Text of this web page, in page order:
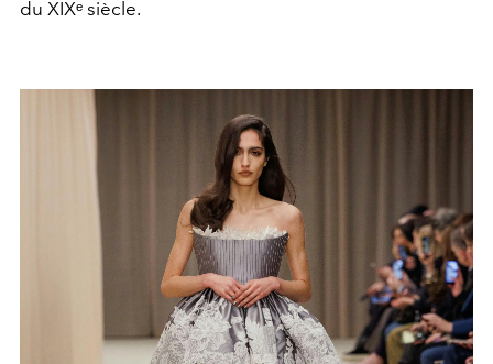
du XIXᵉ siècle.